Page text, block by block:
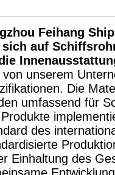
Feihang
sich auf
von unserem
Die
umfassend für
des
Einhaltung des